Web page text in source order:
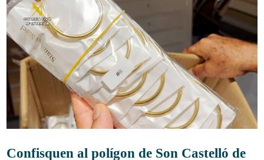
Confisquen al polígon de Son Castelló de